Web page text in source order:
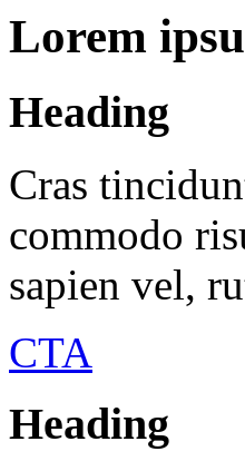
Lorem
Heading
Cras
commodo
sapien vel,
CTA
Heading